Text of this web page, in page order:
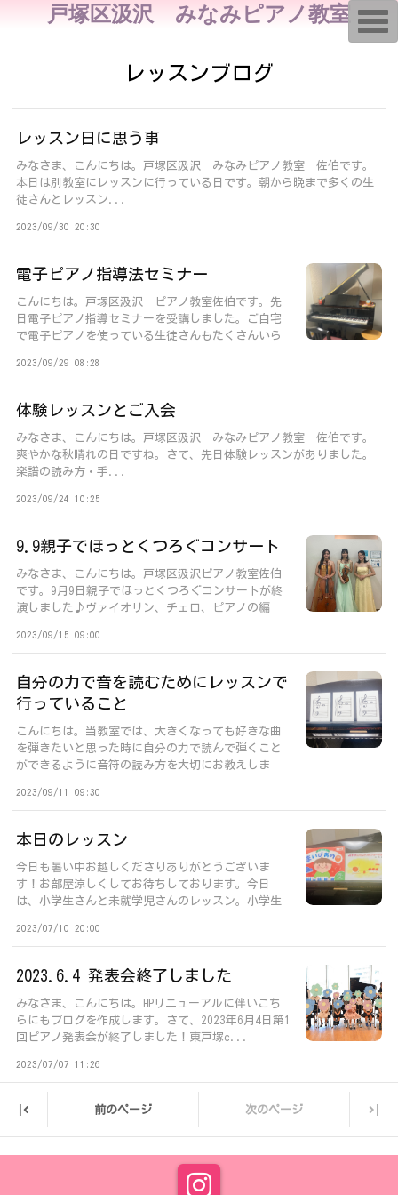
戸塚区汲沢 みなみピアノ教室
レッスンブログ
レッスン日に思う事
みなさま、こんにちは。戸塚区汲沢 みなみピアノ教室 佐伯です。
本日は別教室にレッスンに行っている日です。朝から晩まで多くの生
徒さんとレッスン...
2023/09/30 20:30
電子ピアノ指導法セミナー
こんにちは。戸塚区汲沢 ピアノ教室佐伯です。先
日電子ピアノ指導セミナーを受講しました。ご自宅
で電子ピアノを使っている生徒さんもたくさんいら
2023/09/29 08:28
体験レッスンとご入会
みなさま、こんにちは。戸塚区汲沢 みなみピアノ教室 佐伯です。
爽やかな秋晴れの日ですね。さて、先日体験レッスンがありました。
楽譜の読み方・手...
2023/09/24 10:25
9.9親子でほっとくつろぐコンサート
みなさま、こんにちは。戸塚区汲沢ピアノ教室佐伯
です。9月9日親子でほっとくつろぐコンサートが終
演しました♪ヴァイオリン、チェロ、ピアノの編
2023/09/15 09:00
自分の力で音を読むためにレッスンで
行っていること
こんにちは。当教室では、大きくなっても好きな曲
を弾きたいと思った時に自分の力で読んで弾くこと
ができるように音符の読み方を大切にお教えしま
2023/09/11 09:30
本日のレッスン
今日も暑い中お越しくださりありがとうございま
す！お部屋涼しくしてお待ちしております。今日
は、小学生さんと未就学児さんのレッスン。小学生
2023/07/10 20:00
2023.6.4 発表会終了しました
みなさま、こんにちは。HPリニューアルに伴いこち
らにもブログを作成します。さて、2023年6月4日第1
回ピアノ発表会が終了しました！東戸塚c...
2023/07/07 11:26
| 前のページ 次のページ |
T
o
g
a
i